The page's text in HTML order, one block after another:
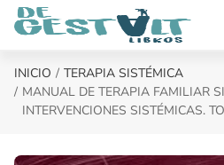
Saltar al contenido principal
INICIO
TERAPIA SISTÉMICA
MANUAL DE TERAPIA FAMILIAR
INTERVENCIONES SISTÉMICAS.